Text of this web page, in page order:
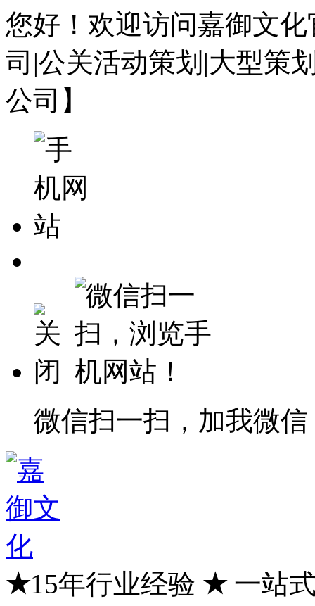
您好！欢迎访问嘉御文
司|公关活动策划|大型策
公司】
微信扫一扫，加我微信
★15年行业经验 ★一站